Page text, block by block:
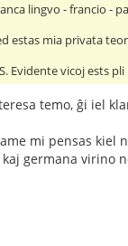
lingvo - francio -
estas mia privata
Evidente vicoj ests
temo, ĝi iel
mi pensas kiel
kaj germana virino